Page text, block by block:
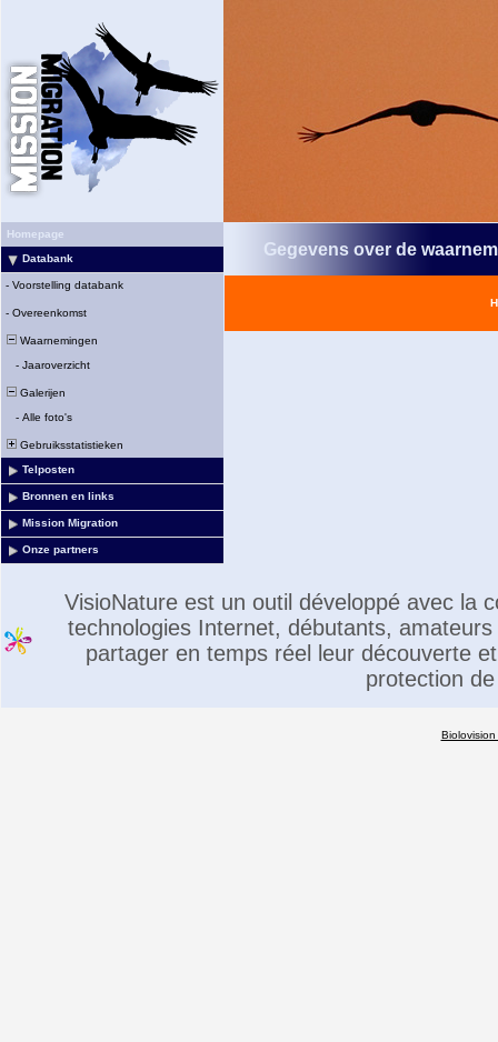
Homepage
Databank
- Voorstelling databank
- Overeenkomst
Waarnemingen
- Jaaroverzicht
Galerijen
- Alle foto's
Gebruiksstatistieken
Telposten
Bronnen en links
Mission Migration
Onze partners
Gegevens over de
VisioNature est un outil développé avec la
technologies Internet, débutants,
partager en temps réel leur découverte
protection
Biolovision